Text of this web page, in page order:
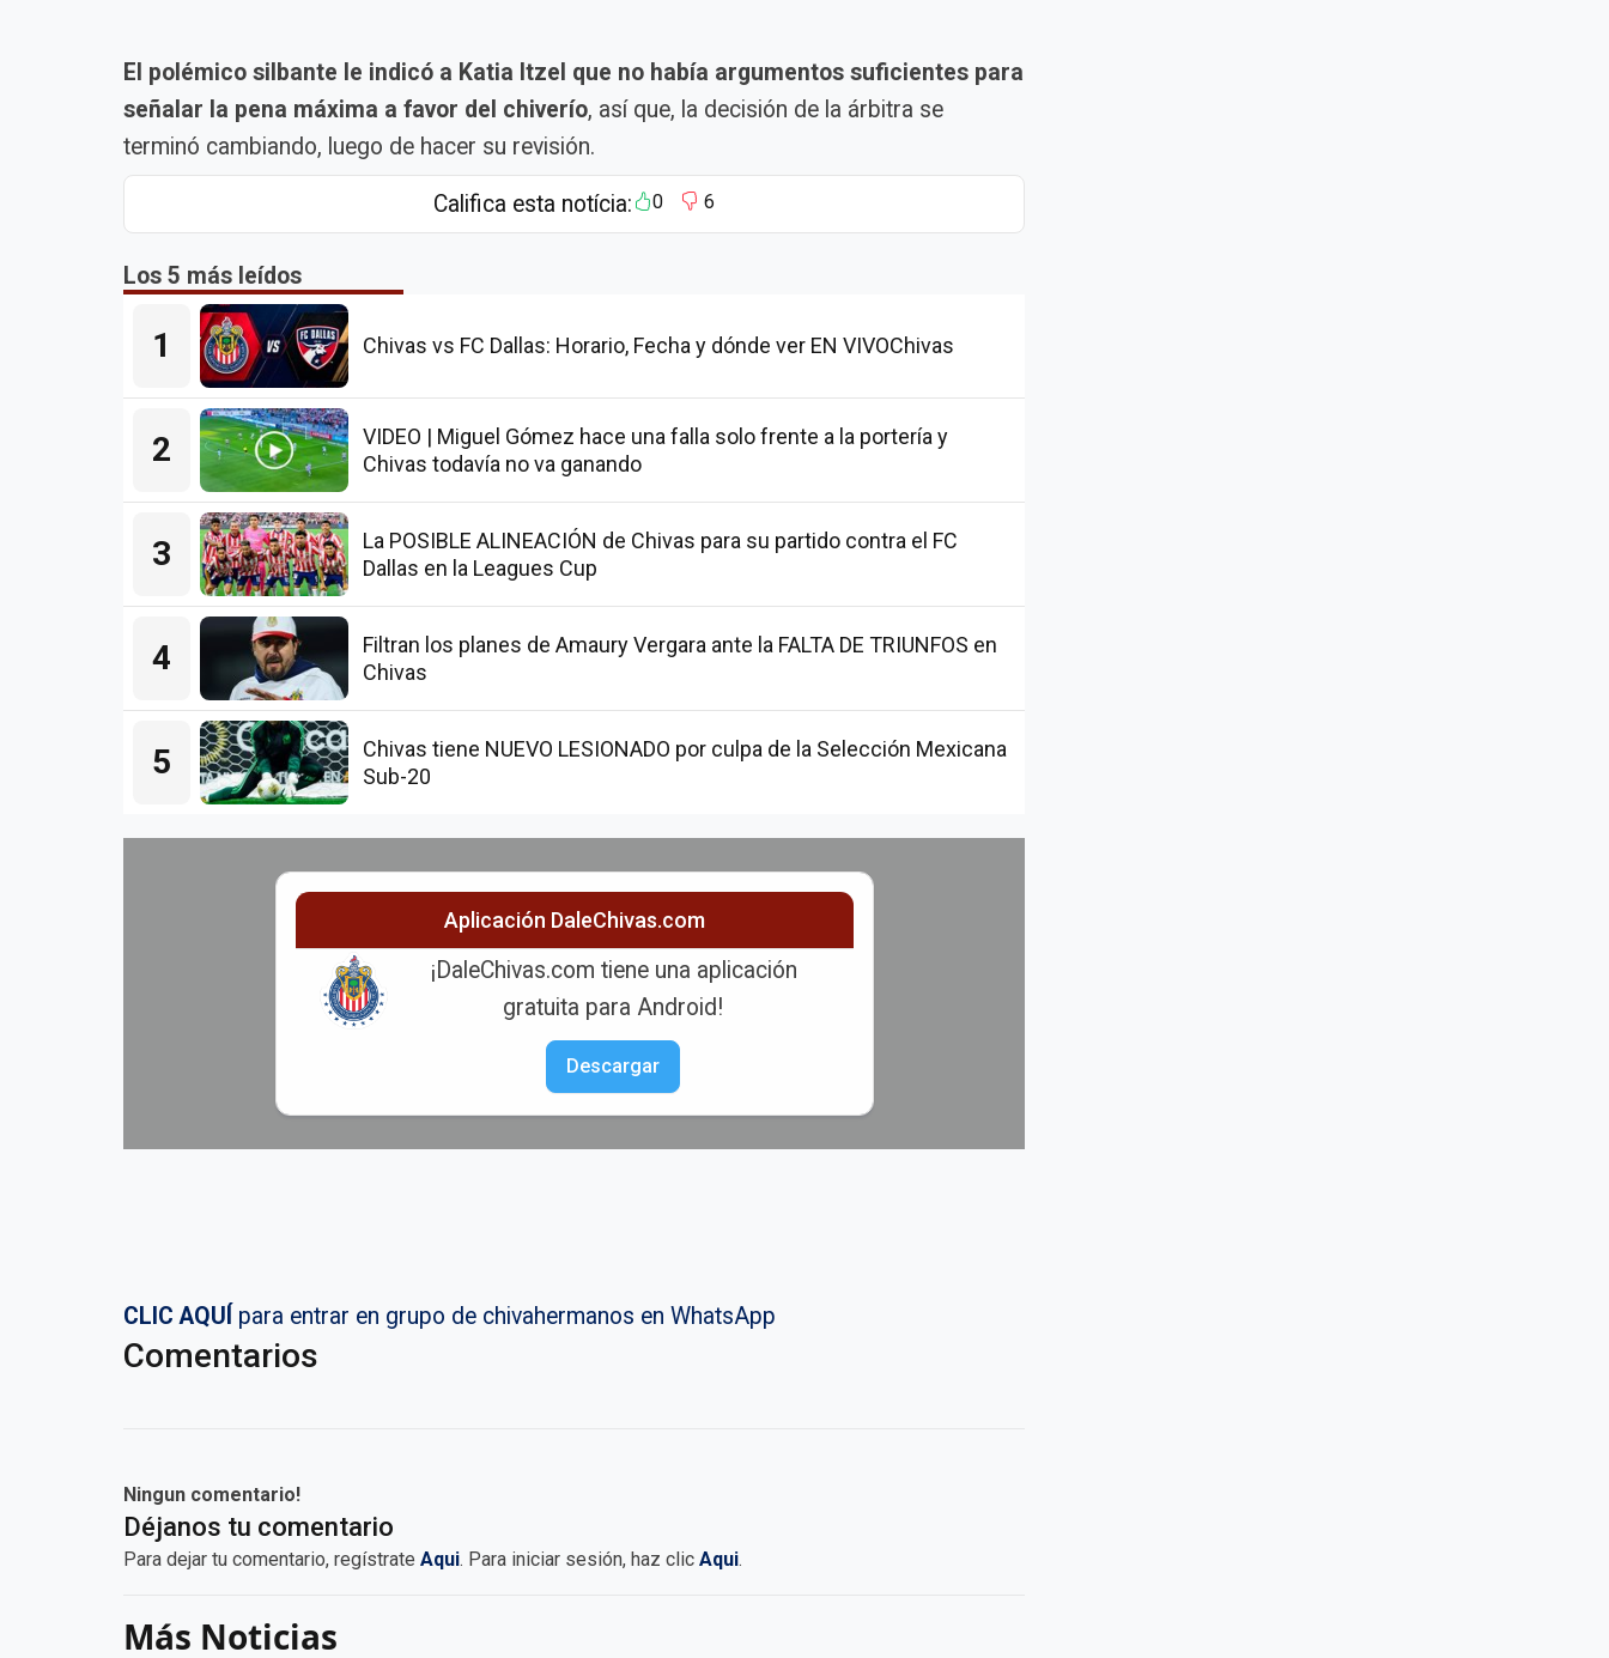
El polémico silbante le indicó a Katia Itzel que no había argumentos suficientes para
señalar la pena máxima a favor del chiverío, así que, la decisión de la árbitra se
terminó cambiando, luego de hacer su revisión.
Califica esta notícia: 0 6
Los 5 más leídos
1 Chivas vs FC Dallas: Horario, Fecha y dónde ver EN VIVOChivas
2
VIDEO | Miguel Gómez hace una falla solo frente a la portería y
Chivas todavía no va ganando
3
La POSIBLE ALINEACIÓN de Chivas para su partido contra el FC
Dallas en la Leagues Cup
4
Filtran los planes de Amaury Vergara ante la FALTA DE TRIUNFOS en
Chivas
5
Chivas tiene NUEVO LESIONADO por culpa de la Selección Mexicana
Sub-20
Aplicación DaleChivas.com
¡DaleChivas.com tiene una aplicación
gratuita para Android!
Descargar
CLIC AQUÍ para entrar en grupo de chivahermanos en WhatsApp
Comentarios
Ningun comentario!
Déjanos tu comentario
Para dejar tu comentario, regístrate Aqui. Para iniciar sesión, haz clic Aqui.
Más Noticias